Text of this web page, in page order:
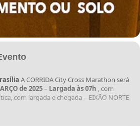
A CORRIDA City Cross Marathon será
de 2025– Largada às 07h , com
com largada e chegada – EIXÃO NORTE